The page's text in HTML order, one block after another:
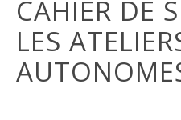
CAHIER DE
LES